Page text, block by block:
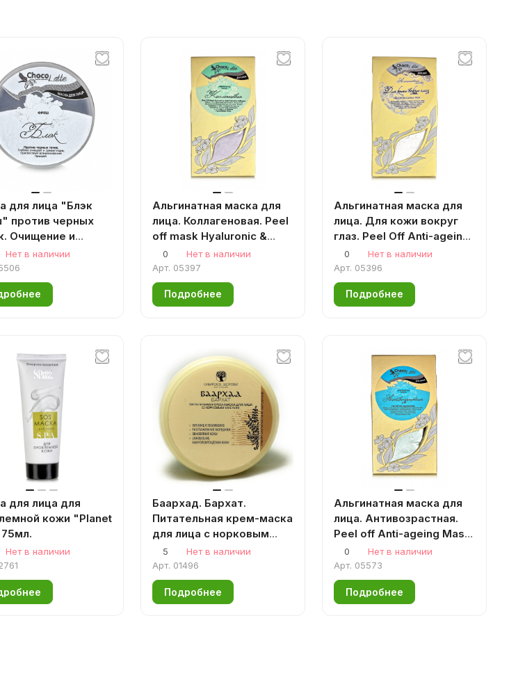
для лица "Блэк
против черных
Очищение и
пор, 60 г
Нет в наличии
Альгинатная маска для
лица. Коллагеновая. Peel
off mask Hyaluronic &
Collagen 150мл/50гр.
Аромаджик
0
Нет в наличии
Арт. 05397
Подробнее
Альгинатная маска для
лица. Для кожи вокруг
глаз. Peel Off Anti-ageing
Mask 150мл/50гр.
Аромаджик
0
Нет в наличии
Арт. 05396
Подробнее
для лица для
кожи "Planet
Нет в наличии
Баархад. Бархат.
Питательная крем-маска
для лица с норковым
маслом 100мл.
5
Нет в наличии
Арт. 01496
Подробнее
Альгинатная маска для
лица. Антивозрастная.
Peel off Anti-ageing Mask
150мл/50гр. Аромаджик
0
Нет в наличии
Арт. 05573
Подробнее